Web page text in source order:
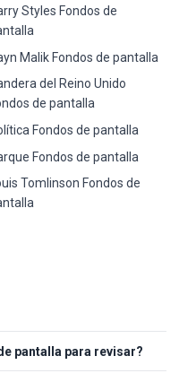
Styles Fondos de
Malik Fondos de pantalla
del Reino Unido
de pantalla
Fondos de pantalla
Fondos de pantalla
Tomlinson Fondos de
pantalla para revisar?